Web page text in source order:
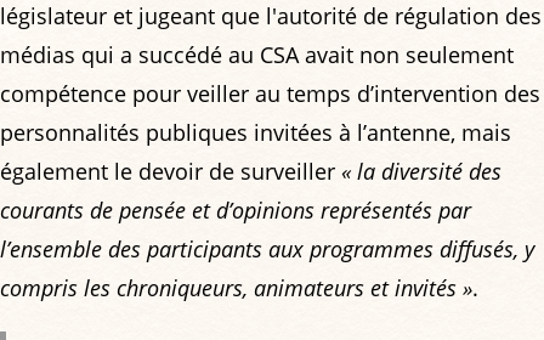
législateur et jugeant que l'autorité de régulation des
médias qui a succédé au CSA avait non seulement
compétence pour veiller au temps d’intervention des
personnalités publiques invitées à l’antenne, mais
également le devoir de surveiller « la diversité des
courants de pensée et d’opinions représentés par
l’ensemble des participants aux programmes diffusés, y
compris les chroniqueurs, animateurs et invités ».